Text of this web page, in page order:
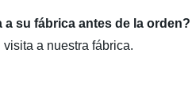
a su fábrica antes de la orden?
a nuestra fábrica.